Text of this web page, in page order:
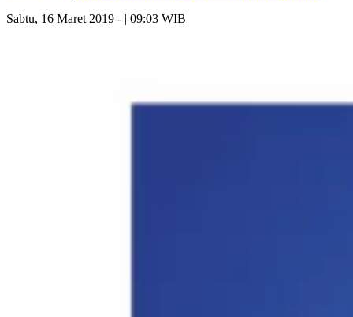
Sabtu, 16 Maret 2019 - | 09:03 WIB